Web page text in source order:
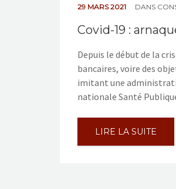
29 MARS 2021 DANS
Covid-19 :
Depuis le début de la
bancaires, voire des
imitant une
nationale Santé
LIRE LA SUITE